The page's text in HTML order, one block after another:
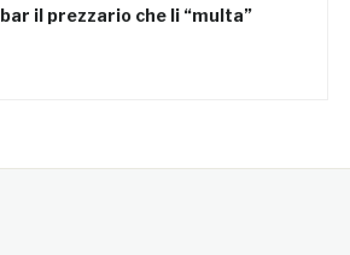
bar il prezzario che li “multa”